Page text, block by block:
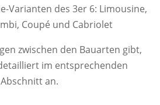
Varianten des 3er 6: Limousine,
Coupé und Cabriolet
zwischen den Bauarten gibt,
im entsprechenden
Abschnitt an.